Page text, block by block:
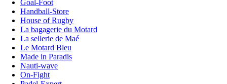
Goal-Foot
Handball-Store
House of Rugby
La bagagerie du Motard
La sellerie de Maé
Le Motard Bleu
Made in Paradis
Nauti-wave
On-Fight